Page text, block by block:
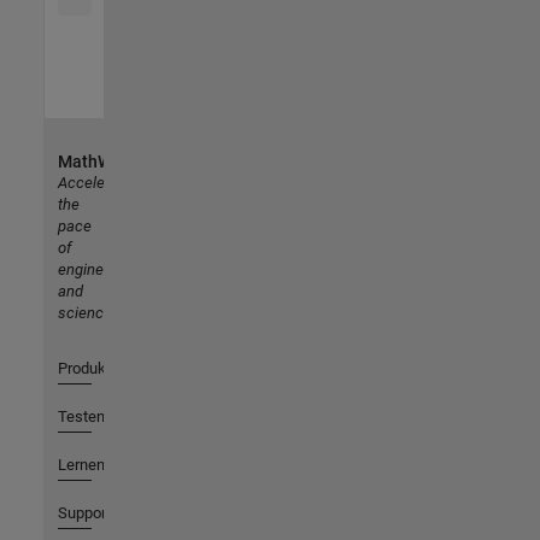
MathWorks
Accelerating
the
pace
of
engineering
and
science
Produkte
Testen oder Kaufen
Lernen
Support